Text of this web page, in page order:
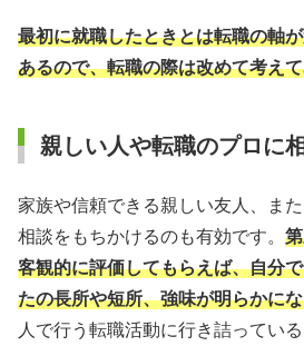
最初に就職したときとは転職の軸
あるので、転職の際は改めて考え
親しい人や転職のプロに
家族や信頼できる親しい友人、ま
相談をもちかけるのも有効です。
客観的に評価してもらえば、自分
たの長所や短所、強味が明らかに
人で行う転職活動に行き詰ってい